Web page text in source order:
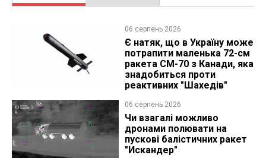
06 серпень 2026
Є натяк, що в Україну може
потрапити маленька 72-см
ракета CM-70 з Канади, яка
знадобиться проти
реактивних "Шахедів"
06 серпень 2026
Чи взагалі можливо
дронами полювати на
пускові балістичних ракет
"Искандер"